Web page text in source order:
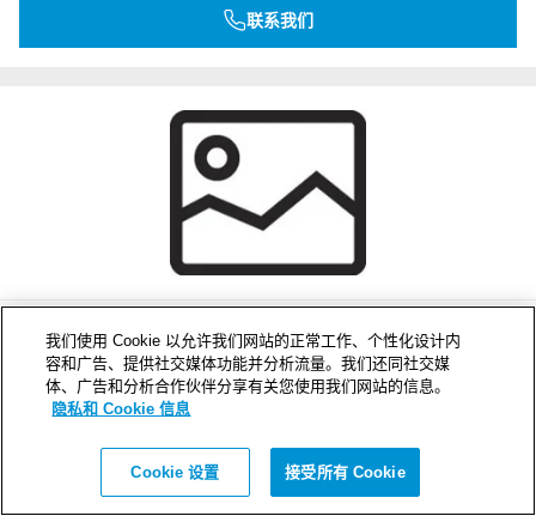
联系我们
GE 6x3 GALV
外形尺寸 WxHxD (mm)
496 x 332 x 100
重量 (kg)
GE06000000318
我们使用 Cookie 以允许我们网站的正常工作、个性化设计内
容和广告、提供社交媒体功能并分析流量。我们还同社交媒
体、广告和分析合作伙伴分享有关您使用我们网站的信息。
隐私和 Cookie 信息
Cookie 设置 接受所有 Cookie